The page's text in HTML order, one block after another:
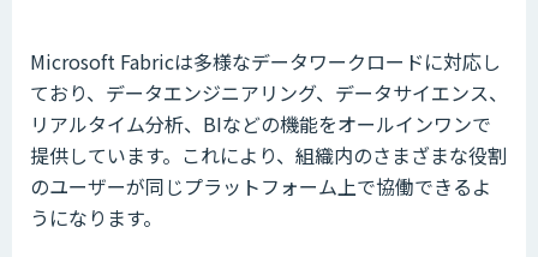
Microsoft Fabricは多様なデータワークロードに対応し
ており、データエンジニアリング、データサイエンス、
リアルタイム分析、BIなどの機能をオールインワンで
提供しています。これにより、組織内のさまざまな役割
のユーザーが同じプラットフォーム上で協働できるよ
うになります。